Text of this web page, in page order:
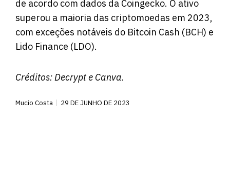
de acordo com dados da Coingecko. O ativo
superou a maioria das criptomoedas em 2023,
com exceções notáveis ​​do Bitcoin Cash (BCH) e
Lido Finance (LDO).
Créditos:Decrypte Canva.
Mucio Costa 29 DE JUNHO DE 2023